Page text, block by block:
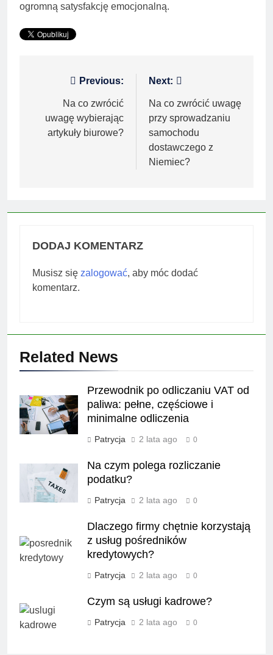
ogromną satysfakcję emocjonalną.
Nawigacja
wpisu
Previous:
Na co zwrócić
uwagę wybierając
artykuły biurowe?
Next:
Na co zwrócić uwagę
przy sprowadzaniu
samochodu
dostawczego z
Niemiec?
DODAJ KOMENTARZ
Musisz się zalogować, aby móc dodać
komentarz.
Related News
Przewodnik po odliczaniu VAT od
paliwa: pełne, częściowe i
minimalne odliczenia
Patrycja 2 lata ago 0
Na czym polega rozliczanie
podatku?
Patrycja 2 lata ago 0
Dlaczego firmy chętnie korzystają
z usług pośredników
kredytowych?
Patrycja 2 lata ago 0
Czym są usługi kadrowe?
Patrycja 2 lata ago 0